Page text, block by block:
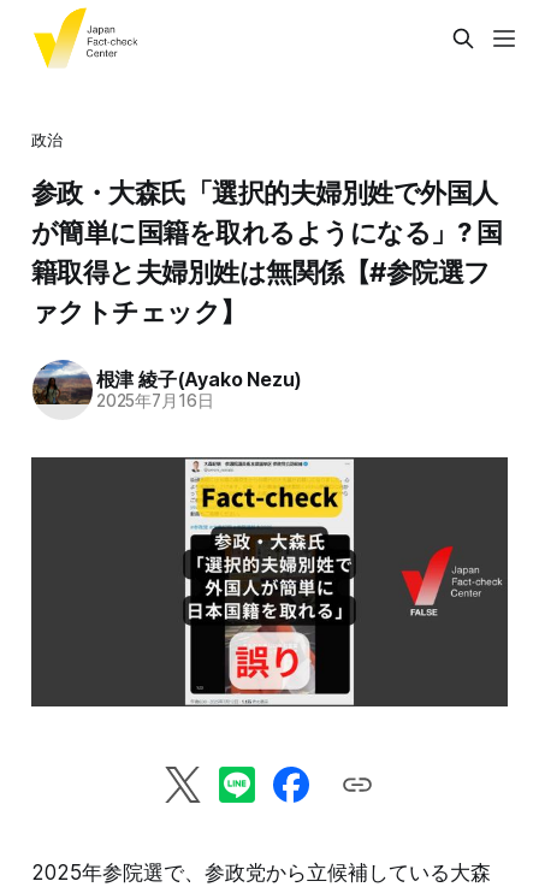
政治
参政・大森氏「選択的夫婦別姓で外国人
が簡単に国籍を取れるようになる」? 国
籍取得と夫婦別姓は無関係【#参院選フ
ァクトチェック】
根津 綾子(Ayako Nezu)
2025年7月16日
2025年参院選で、参政党から立候補している大森